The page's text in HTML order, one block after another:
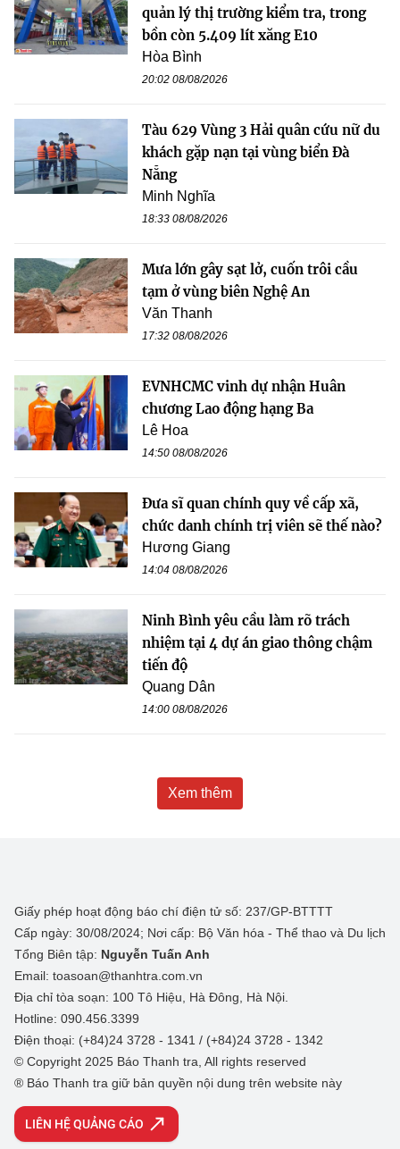
quản lý thị trường kiểm tra, trong
bồn còn 5.409 lít xăng E10
Hòa Bình
20:02 08/08/2026
Tàu 629 Vùng 3 Hải quân cứu nữ du
khách gặp nạn tại vùng biển Đà
Nẵng
Minh Nghĩa
18:33 08/08/2026
Mưa lớn gây sạt lở, cuốn trôi cầu
tạm ở vùng biên Nghệ An
Văn Thanh
17:32 08/08/2026
EVNHCMC vinh dự nhận Huân
chương Lao động hạng Ba
Lê Hoa
14:50 08/08/2026
Đưa sĩ quan chính quy về cấp xã,
chức danh chính trị viên sẽ thế nào?
Hương Giang
14:04 08/08/2026
Ninh Bình yêu cầu làm rõ trách
nhiệm tại 4 dự án giao thông chậm
tiến độ
Quang Dân
14:00 08/08/2026
Xem thêm
Giấy phép hoạt động báo chí điện tử số: 237/GP-BTTTT
Cấp ngày: 30/08/2024; Nơi cấp: Bộ Văn hóa - Thể thao và Du lịch
Tổng Biên tập: Nguyễn Tuấn Anh
Email: toasoan@thanhtra.com.vn
Địa chỉ tòa soạn: 100 Tô Hiệu, Hà Đông, Hà Nội.
Hotline: 090.456.3399
Điện thoại: (+84)24 3728 - 1341 / (+84)24 3728 - 1342
© Copyright 2025 Báo Thanh tra, All rights reserved
® Báo Thanh tra giữ bản quyền nội dung trên website này
LIÊN HỆ QUẢNG CÁO